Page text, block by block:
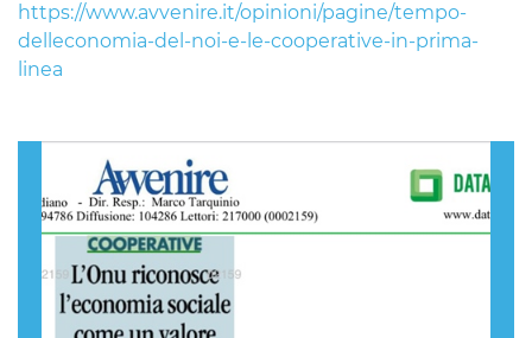
https://www.avvenire.it/opinioni/pagine/tempo-
delleconomia-del-noi-e-le-cooperative-in-prima-
linea